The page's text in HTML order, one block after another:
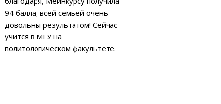
94 балла, всей семьей очень
довольны результатом! Сейчас
учится в МГУ на
политологическом факультете.